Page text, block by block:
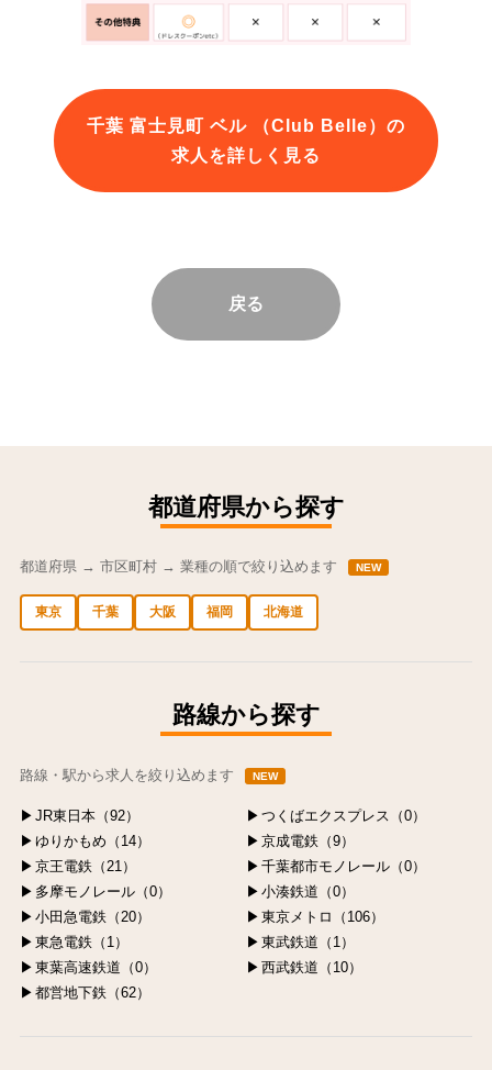
千葉 富士見町 ベル （Club Belle）の
求人を詳しく見る
戻る
都道府県から探す
都道府県 → 市区町村 → 業種の順で絞り込めます NEW
東京 千葉 大阪 福岡 北海道
路線から探す
路線・駅から求人を絞り込めます NEW
JR東日本（92）
つくばエクスプレス（0）
ゆりかもめ（14）
京成電鉄（9）
京王電鉄（21）
千葉都市モノレール（0）
多摩モノレール（0）
小湊鉄道（0）
小田急電鉄（20）
東京メトロ（106）
東急電鉄（1）
東武鉄道（1）
東葉高速鉄道（0）
西武鉄道（10）
都営地下鉄（62）